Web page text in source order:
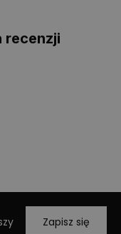
recenzji
Zapisz się